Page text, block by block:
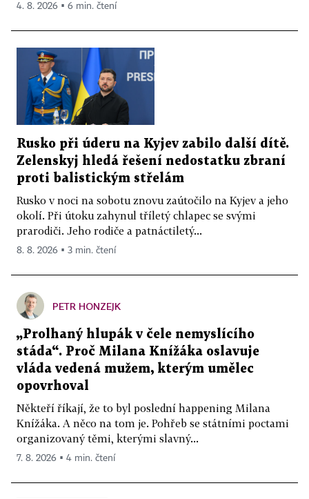
4. 8. 2026 ▪ 6 min. čtení
Rusko při úderu na Kyjev zabilo další dítě.
Zelenskyj hledá řešení nedostatku zbraní
proti balistickým střelám
Rusko v noci na sobotu znovu zaútočilo na Kyjev a jeho
okolí. Při útoku zahynul tříletý chlapec se svými
prarodiči. Jeho rodiče a patnáctiletý...
8. 8. 2026 ▪ 3 min. čtení
PETR HONZEJK
„Prolhaný hlupák v čele nemyslícího
stáda“. Proč Milana Knížáka oslavuje
vláda vedená mužem, kterým umělec
opovrhoval
Někteří říkají, že to byl poslední happening Milana
Knížáka. A něco na tom je. Pohřeb se státními poctami
organizovaný těmi, kterými slavný...
7. 8. 2026 ▪ 4 min. čtení